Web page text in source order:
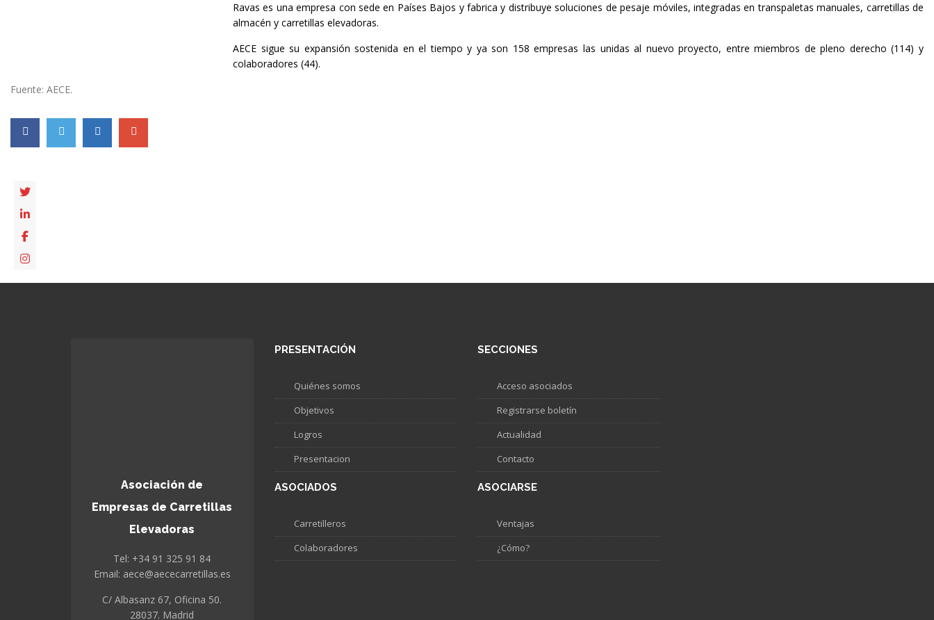
Ravas es una empresa con sede en Países Bajos y fabrica y distribuye soluciones de pesaje móviles, integradas en transpaletas manuales, carretillas de
almacén y carretillas elevadoras.
AECE sigue su expansión sostenida en el tiempo y ya son 158 empresas las unidas al nuevo proyecto, entre miembros de pleno derecho (114) y
colaboradores (44).
Fuente: AECE.
Asociación de
Empresas de Carretillas
Elevadoras
Tel: +34 91 325 91 84
Email: aece@aececarretillas.es
C/ Albasanz 67, Oficina 50.
28037. Madrid
PRESENTACIÓN
Quiénes somos
Objetivos
Logros
Presentacion
ASOCIADOS
Carretilleros
Colaboradores
SECCIONES
Acceso asociados
Registrarse boletín
Actualidad
Contacto
ASOCIARSE
Ventajas
¿Cómo?